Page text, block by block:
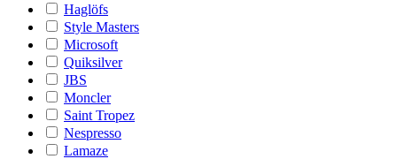
Haglöfs
Style Masters
Microsoft
Quiksilver
JBS
Moncler
Saint Tropez
Nespresso
Lamaze